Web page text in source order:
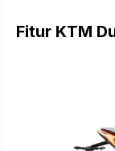
Fitur KTM